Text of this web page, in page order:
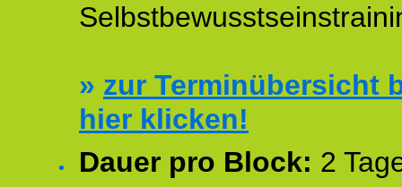
» zur Terminübersicht
hier klicken!
Dauer pro Block: 2